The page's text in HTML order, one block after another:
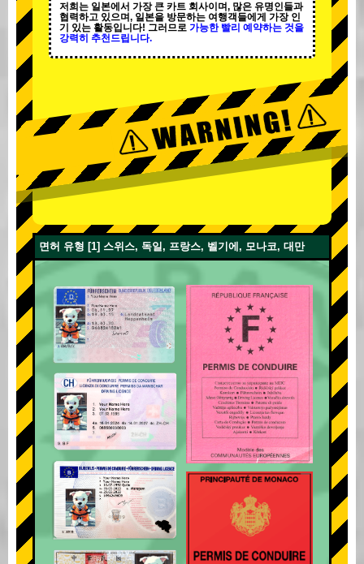
저희는 일본에서 가장 큰 카트 회사이며, 많은 유명인들과
협력하고 있으며, 일본을 방문하는 여행객들에게 가장 인
기 있는 활동입니다! 그러므로 가능한 빨리 예약하는 것을
강력히 추천드립니다.
면허 유형 [1] 스위스, 독일, 프랑스, 벨기에, 모나코, 대만